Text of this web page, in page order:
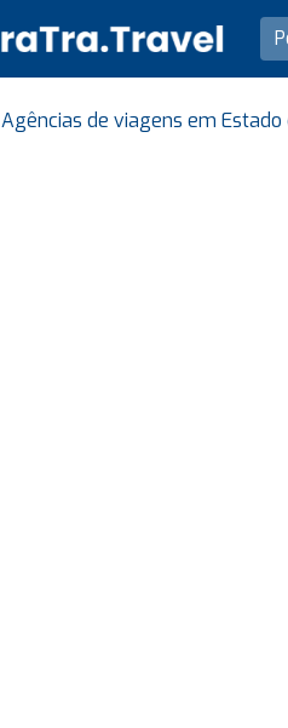
Agências de viagens em Estado